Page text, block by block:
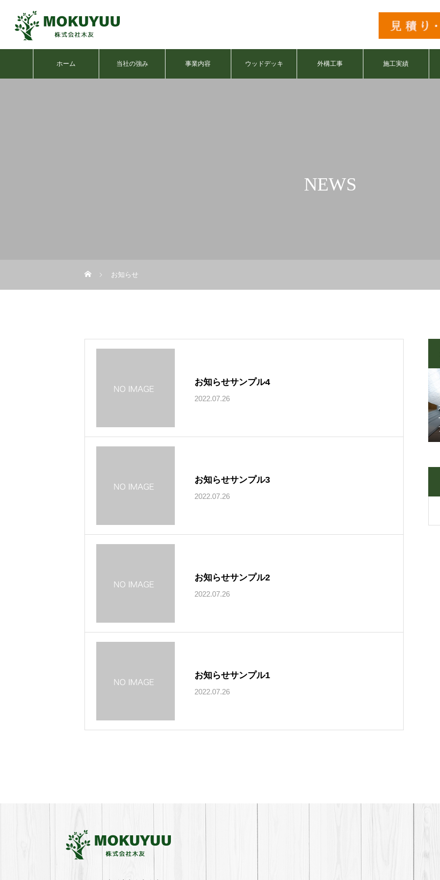
ホーム 当社の強み 事業内容 ウッドデッキ 外構工事 施工実績
NEWS
お知らせ
お知らせサンプル4
2022.07.26
お知らせサンプル3
2022.07.26
お知らせサンプル2
2022.07.26
お知らせサンプル1
2022.07.26